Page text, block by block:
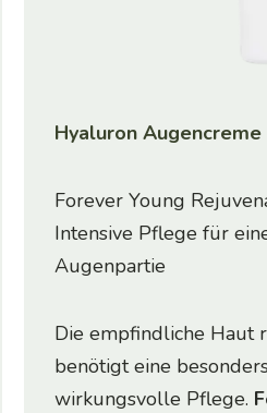
Hyaluron Augencreme
Forever Young
Intensive Pflege für
Augenpartie
Die empfindliche Haut
benötigt eine
wirkungsvolle Pflege.